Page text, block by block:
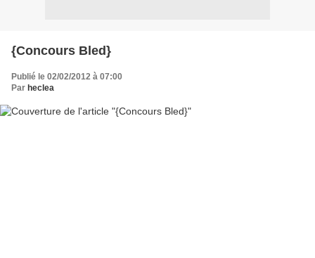
{Concours Bled}
Publié le 02/02/2012 à 07:00
Par heclea